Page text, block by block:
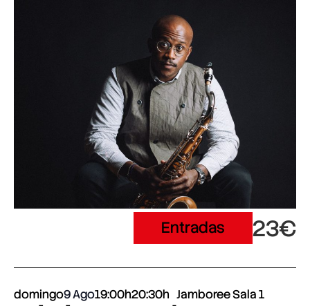
Entradas 23€
domingo9 Ago19:00h20:30h Jamboree Sala 1